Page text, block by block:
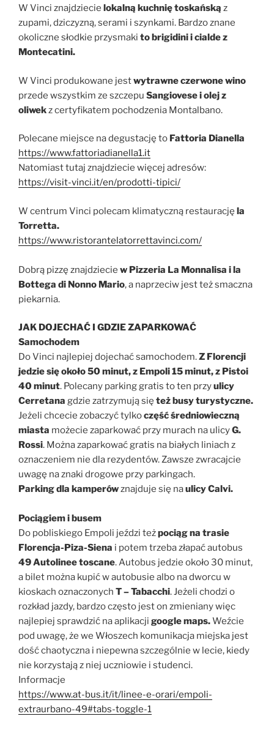
W Vinci znajdziecie lokalną kuchnię toskańską z
zupami, dziczyzną, serami i szynkami. Bardzo znane
okoliczne słodkie przysmaki to brigidini i cialde z
Montecatini.
W Vinci produkowane jestwytrawne czerwone wino
przede wszystkim ze szczepu Sangiovese i olej z
oliwekz certyfikatem pochodzenia Montalbano.
Polecane miejsce na degustację to Fattoria Dianella
https://www.fattoriadianella1.it
Natomiast tutaj znajdziecie więcej adresów:
https://visit-vinci.it/en/prodotti-tipici/
W centrum Vinci polecam klimatyczną restaurację la
Torretta.
https://www.ristorantelatorrettavinci.com/
Dobrą pizzę znajdziecie w Pizzeria La Monnalisa i la
Bottega di Nonno Mario, a naprzeciw jest też smaczna
piekarnia.
JAK DOJECHAĆ I GDZIE ZAPARKOWAĆ
Samochodem
Do Vinci najlepiej dojechać samochodem.Z Florencji
jedzie się około 50 minut, z Empoli 15 minut, z Pistoi
40 minut. Polecany parking gratis to ten przyulicy
Cerretana gdzie zatrzymują się też busy turystyczne.
Jeżeli chcecie zobaczyć tylkoczęść średniowieczną
miasta możecie zaparkować przy murach na ulicyG.
Rossi. Można zaparkować gratis na białych liniach z
oznaczeniem nie dla rezydentów. Zawsze zwracajcie
uwagę na znaki drogowe przy parkingach.
Parking dla kamperówznajduje się naulicy Calvi.
Pociągiem i busem
Do pobliskiego Empoli jeździ teżpociąg na trasie
Florencja-Piza-Siena i potem trzeba złapać autobus
49 Autolinee toscane. Autobus jedzie około 30 minut,
a bilet można kupić w autobusie albo na dworcu w
kioskach oznaczonych T – Tabacchi. Jeżeli chodzi o
rozkład jazdy, bardzo często jest on zmieniany więc
najlepiej sprawdzić na aplikacji google maps.Weźcie
pod uwagę, że we Włoszech komunikacja miejska jest
dość chaotyczna i niepewna szczególnie w lecie, kiedy
nie korzystają z niej uczniowie i studenci.
Informacje
https://www.at-bus.it/it/linee-e-orari/empoli-
extraurbano-49#tabs-toggle-1